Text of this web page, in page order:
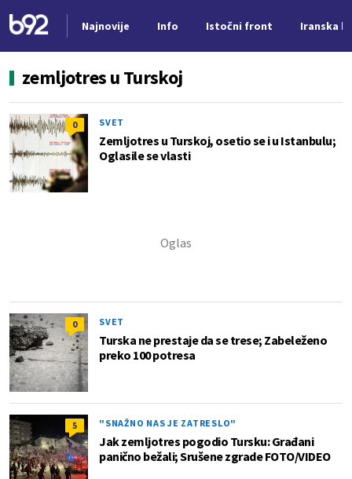
Najnovije Info Istočni front Iranska
zemljotres u Turskoj
0 SVET
Zemljotres u Turskoj, osetio se i u Istanbulu;
Oglasile se vlasti
0 SVET
Turska ne prestaje da se trese; Zabeleženo
preko 100 potresa
5 "SNAŽNO NAS JE ZATRESLO"
Jak zemljotres pogodio Tursku: Građani
panično bežali; Srušene zgrade FOTO/VIDEO